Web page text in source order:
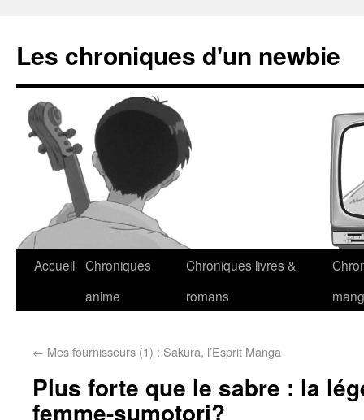
Les chroniques d'un newbie
Accueil Chroniques
anime
Chroniques livres &
romans
← Mes fournisseurs (1) : Sakura, l’Esprit Manga
Plus forte que le sabre : la
femme-sumotori?